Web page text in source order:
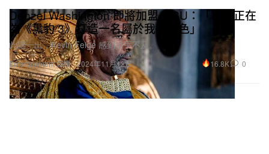
Entertainment 娛樂
Denzel Washington 即將加盟 MCU：「導演正在
為《黑豹 3》打造一名屬於我的角色」
此話一出，Kevin Feige 感到措手不及。
2024年11月12日 16.8K 0